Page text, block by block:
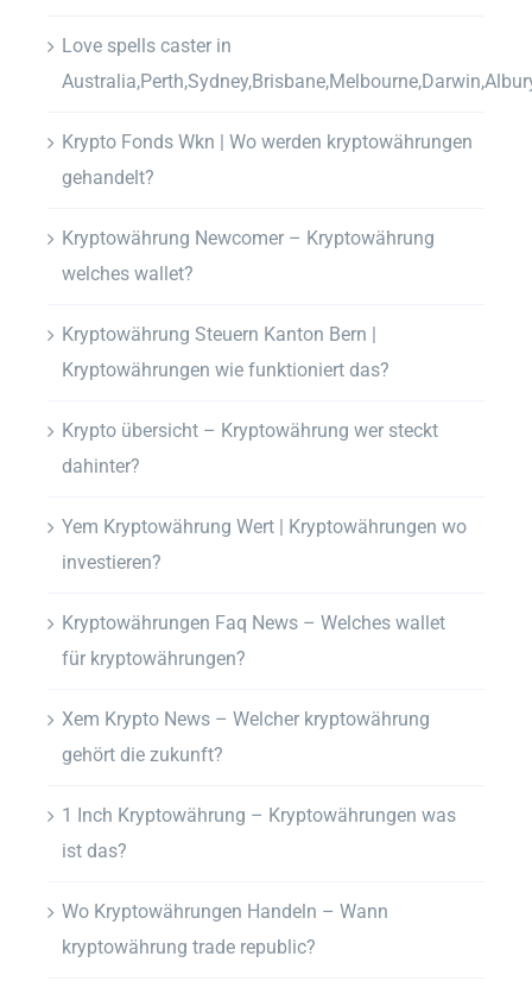
Love spells caster in
Krypto Fonds Wkn | Wo werden kryptowährungen
gehandelt?
Kryptowährung Newcomer – Kryptowährung
welches wallet?
Kryptowährung Steuern Kanton Bern |
Kryptowährungen wie funktioniert das?
Krypto übersicht – Kryptowährung wer steckt
dahinter?
Yem Kryptowährung Wert | Kryptowährungen wo
investieren?
Kryptowährungen Faq News – Welches wallet
für kryptowährungen?
Xem Krypto News – Welcher kryptowährung
gehört die zukunft?
1 Inch Kryptowährung – Kryptowährungen was
ist das?
Wo Kryptowährungen Handeln – Wann
kryptowährung trade republic?